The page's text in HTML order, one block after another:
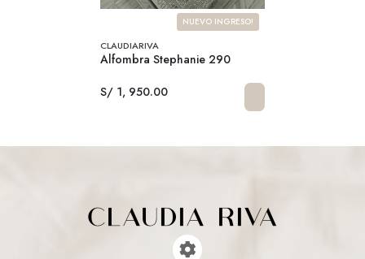
NUEVO INGRESO!
CLAUDIARIVA
Alfombra Stephanie 290
S/ 1, 950.00